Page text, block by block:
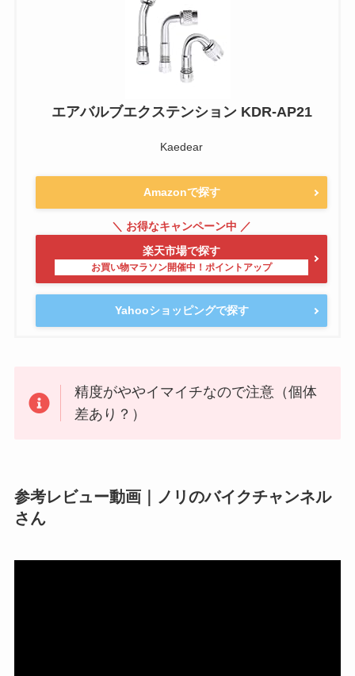
エアバルブエクステンション KDR-AP21
Kaedear
Amazonで探す
楽天市場で探す
Yahooショッピングで探す
精度がややイマイチなので注意（個体
差あり？）
参考レビュー動画｜ノリのバイクチャンネル
さん